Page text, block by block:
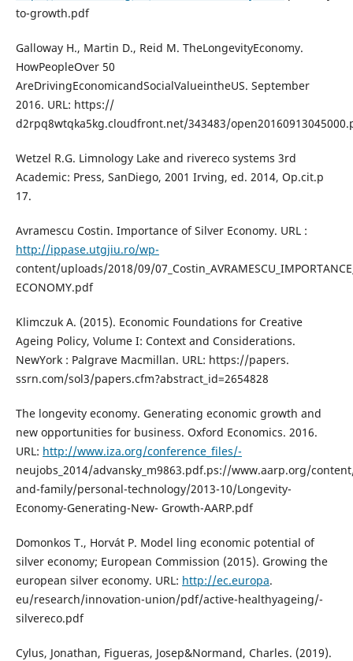
to-growth.pdf
Galloway H., Martin D., Reid M. TheLongevityEconomy.
HowPeopleOver 50
AreDrivingEconomicandSocialValueintheUS. September
2016. URL: https://
d2rpq8wtqka5kg.cloudfront.net/343483/
Wetzel R.G. Limnology Lake and rivereco systems 3rd
Academic: Press, SanDiego, 2001 Irving, ed. 2014, Op.cit.p
17.
Avramescu Costin. Importance of Silver Economy. URL :
http://ippase.utgjiu.ro/wp-
content/uploads/2018/09/
ECONOMY.pdf
Klimczuk A. (2015). Economic Foundations for Creative
Ageing Policy, Volume I: Context and Considerations.
NewYork : Palgrave Macmillan. URL: https://papers.
ssrn.com/sol3/papers.cfm?abstract_id=2654828
The longevity economy. Generating economic growth and
new opportunities for business. Oxford Economics. 2016.
URL: http://www.iza.org/conference_files/-
neujobs_2014/advansky_m9863.pdf.ps://www.aarp.org/
and-family/personal-technology/2013-10/Longevity-
Economy-Generating-New- Growth-AARP.pdf
Domonkos T., Horvát P. Model ling economic potential of
silver economy; European Commission (2015). Growing the
european silver economy. URL: http://ec.europa.
eu/research/innovation-union/pdf/active-healthyageing/-
silvereco.pdf
Cylus, Jonathan, Figueras, Josep&Normand, Charles. (‎2019)‎.